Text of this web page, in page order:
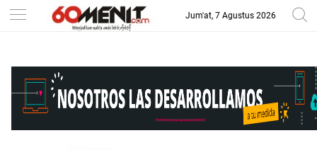
--> Jum'at, 7 Agustus 2026